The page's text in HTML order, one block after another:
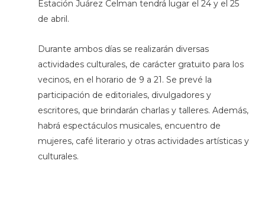
Estación Juárez Celman tendrá lugar el 24 y el 25
de abril.
Durante ambos días se realizarán diversas
actividades culturales, de carácter gratuito para los
vecinos, en el horario de 9 a 21. Se prevé la
participación de editoriales, divulgadores y
escritores, que brindarán charlas y talleres. Además,
habrá espectáculos musicales, encuentro de
mujeres, café literario y otras actividades artísticas y
culturales.